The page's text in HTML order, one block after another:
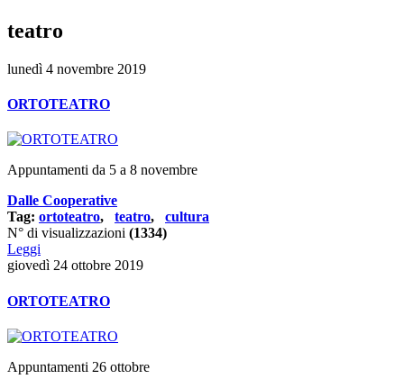
teatro
lunedì 4 novembre 2019
ORTOTEATRO
Appuntamenti da 5 a 8 novembre
Dalle Cooperative
Tag: ortoteatro, teatro, cultura
N° di visualizzazioni (1334)
Leggi
giovedì 24 ottobre 2019
ORTOTEATRO
Appuntamenti 26 ottobre